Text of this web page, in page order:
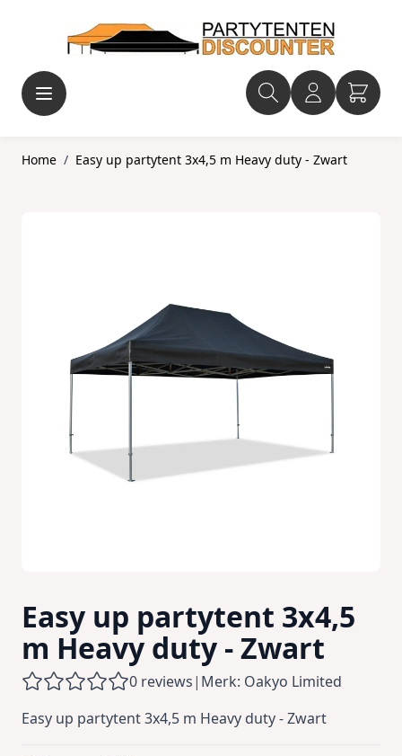
Home / Easy up partytent 3x4,5 m Heavy duty - Zwart
Easy up partytent 3x4,5
m Heavy duty - Zwart
0 reviews| Merk: Oakyo Limited
Easy up partytent 3x4,5 m Heavy duty - Zwart